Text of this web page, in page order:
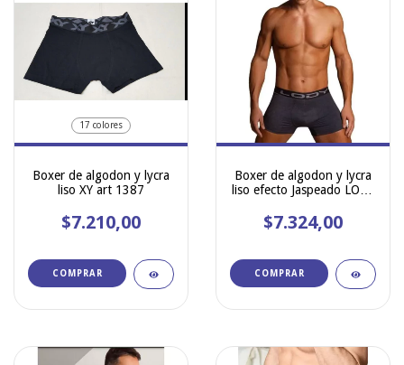
17 colores
Boxer de algodon y lycra
liso XY art 1387
$7.210,00
COMPRAR
Boxer de algodon y lycra
liso efecto Jaspeado LODY
$7.324,00
COMPRAR